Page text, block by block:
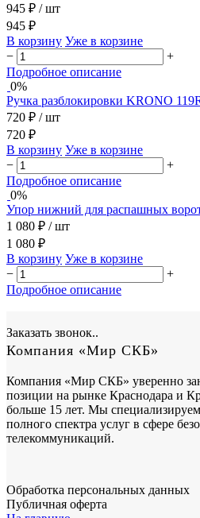
945 ₽ / шт
945 ₽
В корзину Уже в корзине
−
+
Подробное описание
0%
Ручка разблокировки KRONO
720 ₽ / шт
720 ₽
В корзину Уже в корзине
−
+
Подробное описание
0%
Упор нижний для распашных
1 080 ₽ / шт
1 080 ₽
В корзину Уже в корзине
−
+
Подробное описание
Заказать звонок..
Компания «Мир СКБ»
Компания «Мир СКБ» уверенно
позиции на рынке Краснодара и
больше 15 лет. Мы
полного спектра услуг в сфере
телекоммуникаций.
Обработка персональных данных
Публичная оферта